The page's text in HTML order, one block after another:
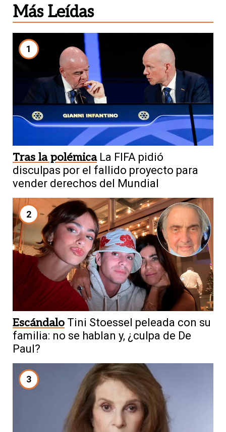
Más Leídas
1
Tras la polémica La FIFA pidió
disculpas por el fallido proyecto para
vender derechos del Mundial
2
Escándalo Tini Stoessel peleada con su
familia: no se hablan y, ¿culpa de De
Paul?
3